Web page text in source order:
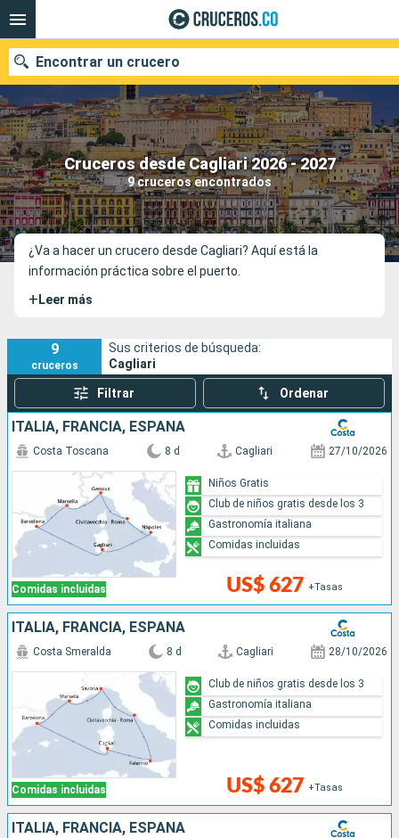
Cruceros desde Cagliari 2026 - 2027
9 cruceros encontrados
Encontrar un crucero
Fecha de salida
Buscar
¿Va a hacer un crucero desde Cagliari? Aquí está la
información práctica sobre el puerto.
+ Leer más
9
cruceros
Sus criterios de búsqueda:
Cagliari
Filtrar Ordenar
ITALIA, FRANCIA, ESPAÑA
Comidas incluidas
Costa Toscana 8 d Cagliari 27/10/2026
US$ 627 +Tasas
Niños Gratis
Club de niños gratis desde los 3
Gastronomía italiana
Comidas incluidas
ITALIA, FRANCIA, ESPAÑA
Comidas incluidas
Costa Smeralda 8 d Cagliari 28/10/2026
US$ 627 +Tasas
Club de niños gratis desde los 3
Gastronomía italiana
Comidas incluidas
ITALIA, FRANCIA, ESPAÑA